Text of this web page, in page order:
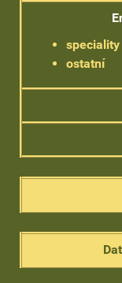
speciality
ostatní